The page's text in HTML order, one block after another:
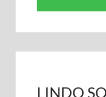
LINDO